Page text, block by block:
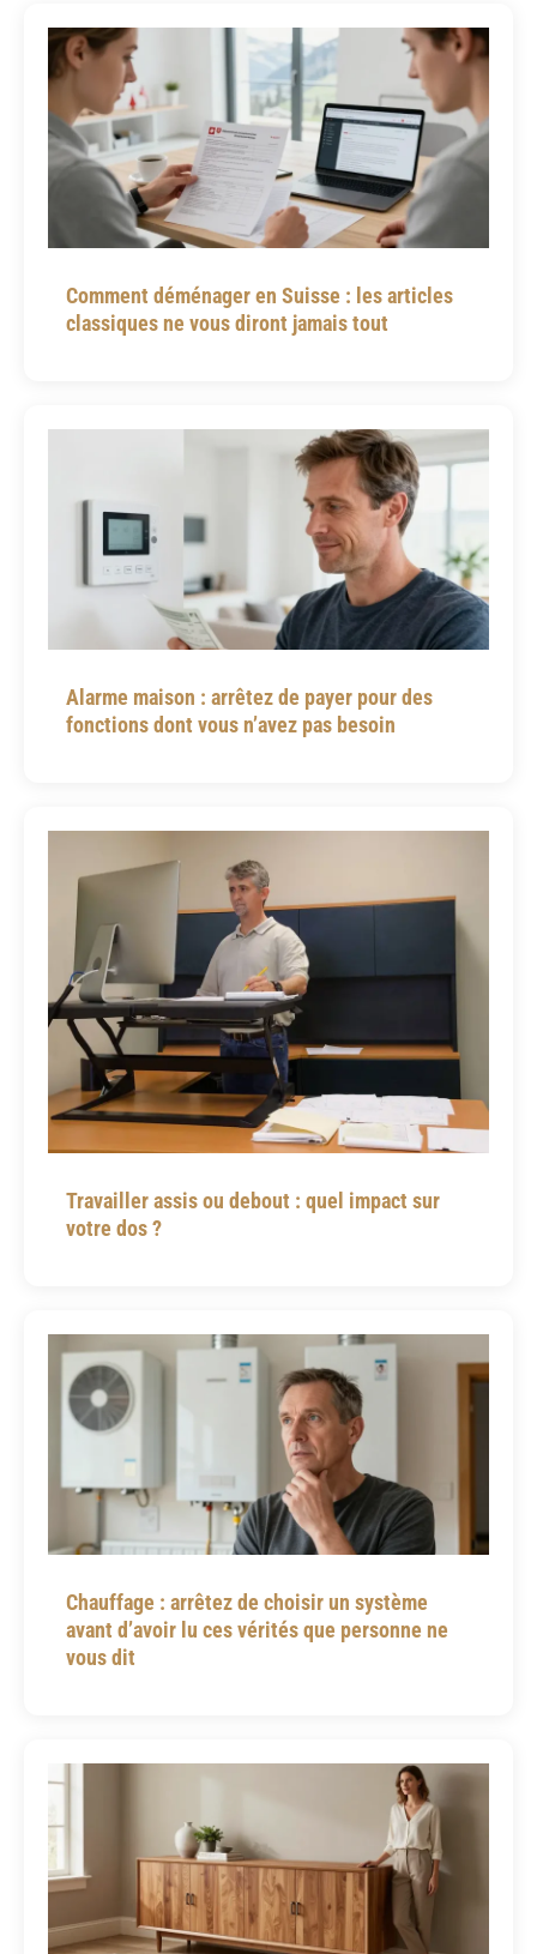
Comment déménager en Suisse : les articles
classiques ne vous diront jamais tout
Alarme maison : arrêtez de payer pour des
fonctions dont vous n’avez pas besoin
Travailler assis ou debout : quel impact sur
votre dos ?
Chauffage : arrêtez de choisir un système
avant d’avoir lu ces vérités que personne ne
vous dit